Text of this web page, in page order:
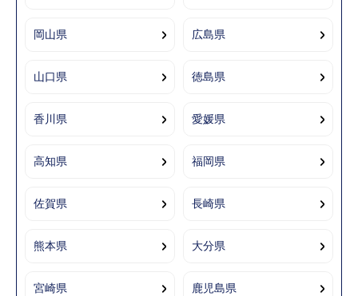
岡山県 広島県
山口県 徳島県
香川県 愛媛県
高知県 福岡県
佐賀県 長崎県
熊本県 大分県
宮崎県 鹿児島県